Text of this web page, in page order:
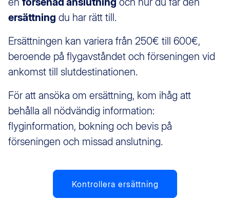
ersättning du har rätt till.
Ersättningen kan variera från 250€ till 600€,
beroende på flygavståndet och förseningen vid
ankomst till slutdestinationen.
För att ansöka om ersättning, kom ihåg att
behålla all nödvändig information:
flyginformation, bokning och bevis på
förseningen och missad anslutning.
Kontrollera ersättning